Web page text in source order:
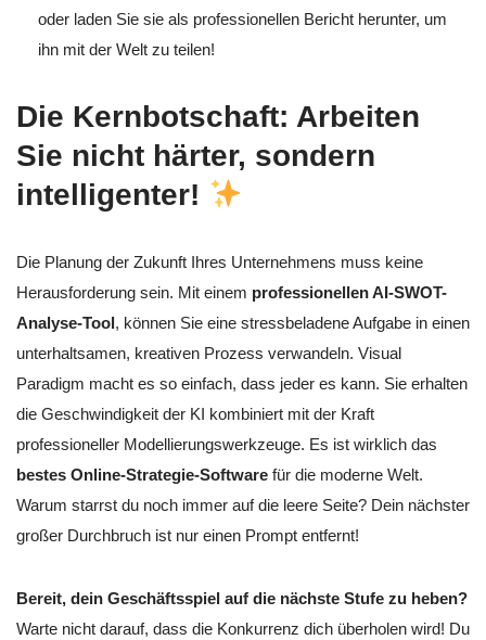
oder laden Sie sie als professionellen Bericht herunter, um
ihn mit der Welt zu teilen!
Die Kernbotschaft: Arbeiten
Sie nicht härter, sondern
intelligenter!
Die Planung der Zukunft Ihres Unternehmens muss keine
Herausforderung sein. Mit einem professionellen AI-SWOT-
Analyse-Tool, können Sie eine stressbeladene Aufgabe in einen
unterhaltsamen, kreativen Prozess verwandeln. Visual
Paradigm macht es so einfach, dass jeder es kann. Sie erhalten
die Geschwindigkeit der KI kombiniert mit der Kraft
professioneller Modellierungswerkzeuge. Es ist wirklich das
bestes Online-Strategie-Software für die moderne Welt.
Warum starrst du noch immer auf die leere Seite? Dein nächster
großer Durchbruch ist nur einen Prompt entfernt!
Bereit, dein Geschäftsspiel auf die nächste Stufe zu heben?
Warte nicht darauf, dass die Konkurrenz dich überholen wird! Du